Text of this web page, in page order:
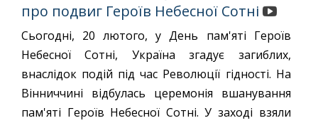
про подвиг Героїв Небесної Сотні
Сьогодні, 20 лютого, у День пам'яті Героїв
Небесної Сотні, Україна згадує загиблих,
внаслідок подій під час Революції гідності. На
Вінниччині відбулась церемонія вшанування
пам'яті Героїв Небесної Сотні. У заході взяли